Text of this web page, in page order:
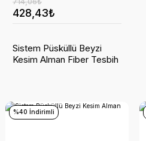
428,43₺
Sistem Püsküllü Beyzi
Kesim Alman Fiber Tesbih
%40 İndirimli